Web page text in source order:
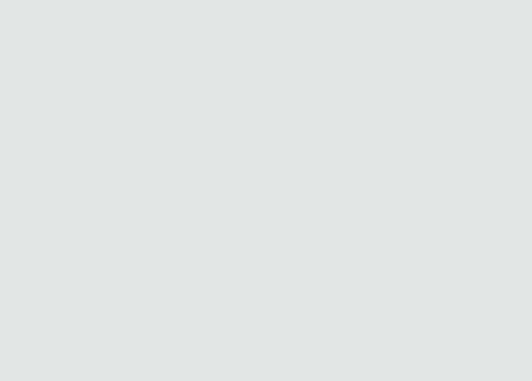
extracteurs et clés hydrauliques, vérins et